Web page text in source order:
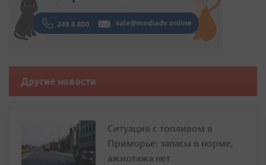
Другие новости
Ситуация с топливом в
Приморье: запасы в норме,
ажиотажа нет